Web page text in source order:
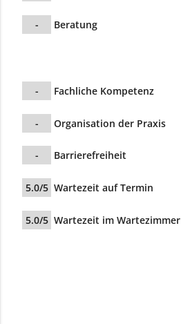
- Beratung
- Fachliche Kompetenz
- Organisation der Praxis
- Barrierefreiheit
5.0/5 Wartezeit auf Termin
5.0/5 Wartezeit im Wartezimmer